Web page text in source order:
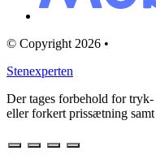
© Copyright 2026 •
Stenexperten
Der tages forbehold for
eller forkert prissætning